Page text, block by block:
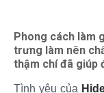
Phong cách làm
trưng làm nên
thậm chí đã giúp
Tình yêu của